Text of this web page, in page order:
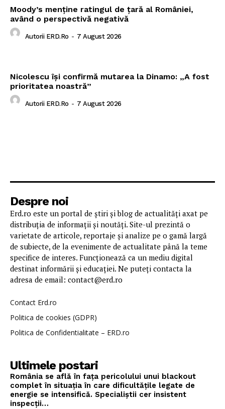
Moody’s menține ratingul de țară al României,
având o perspectivă negativă
Autorii ERD.ro - 7 August 2026
Nicolescu își confirmă mutarea la Dinamo: „A fost
prioritatea noastră”
Autorii ERD.ro - 7 August 2026
Despre noi
Erd.ro este un portal de știri și blog de actualități axat pe
distribuția de informații și noutăți. Site-ul prezintă o
varietate de articole, reportaje și analize pe o gamă largă
de subiecte, de la evenimente de actualitate până la teme
specifice de interes. Funcționează ca un mediu digital
destinat informării și educației. Ne puteți contacta la
adresa de email: contact@erd.ro
Contact Erd.ro
Politica de cookies (GDPR)
Politica de Confidentialitate – ERD.ro
Ultimele postari
România se află în fața pericolului unui blackout
complet în situația în care dificultățile legate de
energie se intensifică. Specialiștii cer insistent
inspecții…